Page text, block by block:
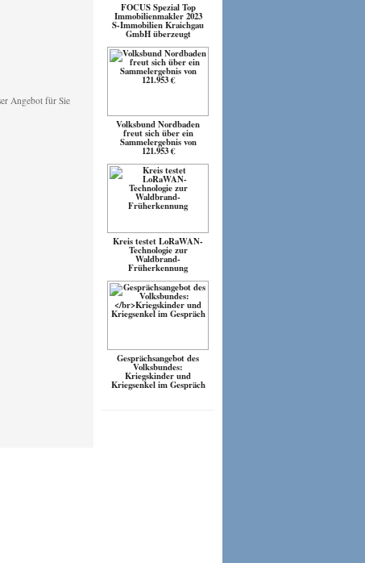
FOCUS Spezial Top
Immobilienmakler 2023
S-Immobilien Kraichgau
GmbH überzeugt
Volksbund Nordbaden
freut sich über ein
Sammelergebnis von
121.953 €
Kreis testet LoRaWAN-
Technologie zur
Waldbrand-
Früherkennung
Gesprächsangebot des
Volksbundes:
Kriegskinder und
Kriegsenkel im Gespräch